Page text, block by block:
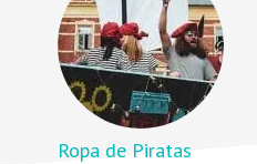
Ropa de Piratas